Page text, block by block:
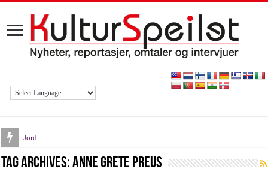
Jord
Gedigent storslagent
Tag Archives:Anne Grete Preus